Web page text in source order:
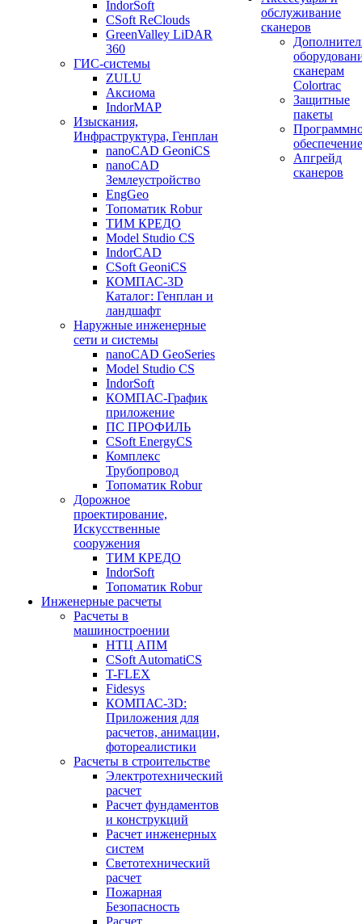
IndorSoft
CSoft ReClouds
GreenValley LiDAR
360
ГИС-системы
ZULU
Аксиома
IndorMAP
Изыскания,
Инфраструктура, Генплан
nanoCAD GeoniCS
nanoCAD
Землеустройство
EngGeo
Топоматик Robur
ТИМ КРЕДО
Model Studio CS
IndorCAD
CSoft GeoniCS
КОМПАС-3D
Каталог: Генплан и
ландшафт
Наружные инженерные
сети и системы
nanoCAD GeoSeries
Model Studio CS
IndorSoft
КОМПАС-График
приложение
ПС ПРОФИЛЬ
CSoft EnergyCS
Комплекс
Трубопровод
Топоматик Robur
Дорожное
проектирование,
Искусственные
сооружения
ТИМ КРЕДО
IndorSoft
Топоматик Robur
Инженерные расчеты
Расчеты в
машиностроении
НТЦ АПМ
CSoft AutomatiCS
T-FLEX
Fidesys
КОМПАС-3D:
Приложения для
расчетов, анимации,
фотореалистики
Расчеты в строительстве
Электротехнический
расчет
Расчет фундаментов
и конструкций
Расчет инженерных
систем
Светотехнический
расчет
Пожарная
Безопасность
Расчет
обслуживание
сканеров
сканерам
Colortrac
Защитные
пакеты
обеспечение
Апгрейд
сканеров